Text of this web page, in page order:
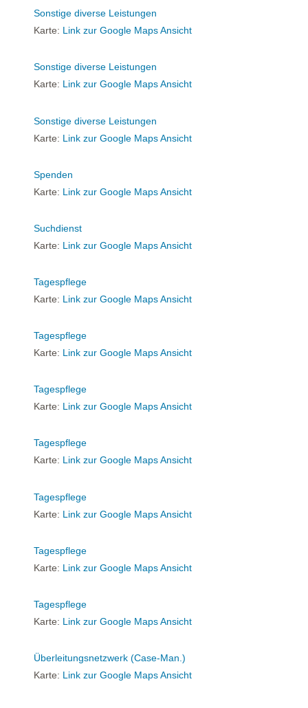
Sonstige diverse Leistungen
Karte: Link zur Google Maps Ansicht
Sonstige diverse Leistungen
Karte: Link zur Google Maps Ansicht
Sonstige diverse Leistungen
Karte: Link zur Google Maps Ansicht
Spenden
Karte: Link zur Google Maps Ansicht
Suchdienst
Karte: Link zur Google Maps Ansicht
Tagespflege
Karte: Link zur Google Maps Ansicht
Tagespflege
Karte: Link zur Google Maps Ansicht
Tagespflege
Karte: Link zur Google Maps Ansicht
Tagespflege
Karte: Link zur Google Maps Ansicht
Tagespflege
Karte: Link zur Google Maps Ansicht
Tagespflege
Karte: Link zur Google Maps Ansicht
Tagespflege
Karte: Link zur Google Maps Ansicht
Überleitungsnetzwerk (Case-Man.)
Karte: Link zur Google Maps Ansicht